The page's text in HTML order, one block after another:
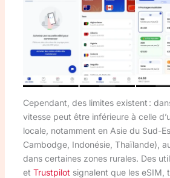
Cependant, des limites existent :
vitesse peut être inférieure à celle
locale, notamment en Asie du Sud-
Cambodge, Indonésie, Thaïlande),
dans certaines zones rurales. Des
et Trustpilot signalent que les eSIM,